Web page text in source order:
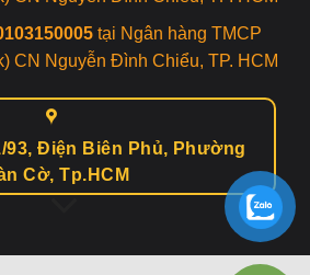
tại Ngân hàng TMCP
CN Nguyễn Đình Chiểu, TP. HCM
93, Điện Biên Phủ, Phường
Cờ, Tp.HCM